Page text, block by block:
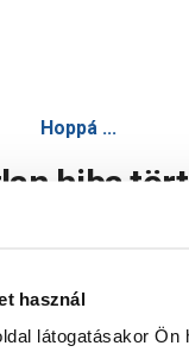
használ
látogatásakor Ön
Hoppá ...
hiba
Oldal újratöltése